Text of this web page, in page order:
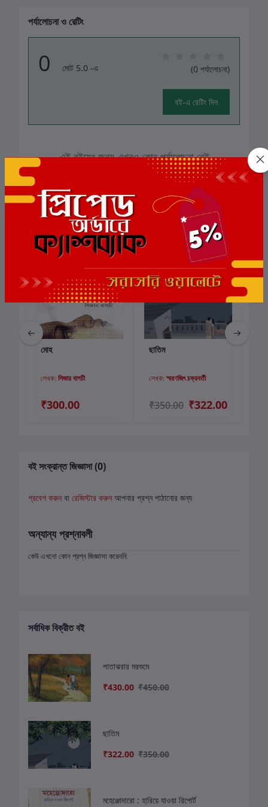
পর্যালোচনা ও রেটিং
0 মোট 5.0 -এ (0 পর্যালোচনা)
বই-এ রেটিং দিন
এই বইয়ের জন্য এখনও কোন পর্যালোচনা নেই
সংশ্লিষ্ট বই
মোহ
লেখক: সিজার বাগচী
₹300.00
ছাতিম
লেখক:স্মরণজিৎ চক্রবর্তী
₹350.00 ₹322.00
বই সংক্রান্ত জিজ্ঞাসা (0)
প্রবেশ করুন বা রেজিস্টার করুন আপনার প্রশ্ন পাঠানোর জন্য
অন্যান্য প্রশ্নাবলী
কেউ এখনো কোন প্রশ্ন জিজ্ঞাসা করেননি
সর্বাধিক বিক্রীত বই
পাতাঝরার মরশুমে
₹430.00 ₹450.00
ছাতিম
₹322.00 ₹350.00
মহেঞ্জোদারো : হারিয়ে যাওয়া রিপোর্ট